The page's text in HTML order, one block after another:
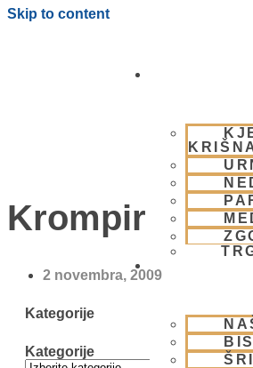
Skip to content
Krompir
2 novembra, 2009
Kategorije
Kategorije